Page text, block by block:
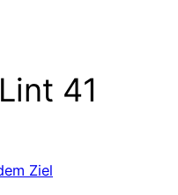
Lint 41